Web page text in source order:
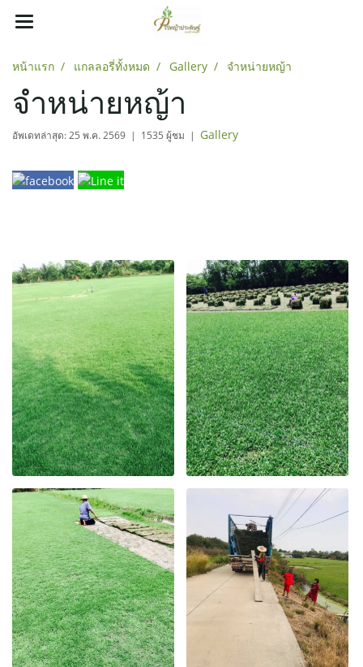
หน้าแรก แกลลอรี่ทั้งหมด Gallery จำหน่ายหญ้า
จำหน่ายหญ้า
อัพเดทล่าสุด: 25 พ.ค. 2569 | 1535 ผู้ชม | Gallery